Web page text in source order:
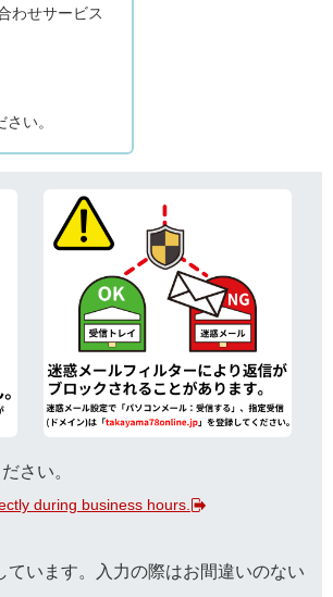
わせサービス
い。
ださい。
during business hours.
います。入力の際はお間違いのない